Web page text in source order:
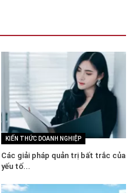
KIẾN THỨC DOANH NGHIỆP
Các giải pháp quản trị bất trắc của
yếu tố...